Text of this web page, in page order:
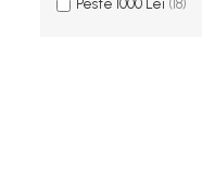
Peste 1000 Lei (18)